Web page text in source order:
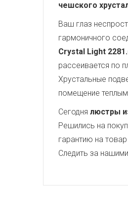
чешского
Ваш глаз
гармоничного
Crystal Light
рассеивается по
Хрустальные
помещение
Сегодня люстры
Решились на
гарантию на
Следить за